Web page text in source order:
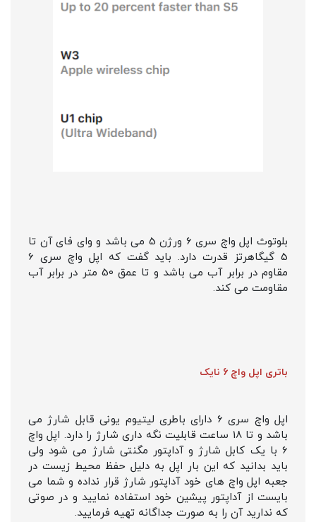
بلوتوث اپل واچ سری 6 ورژن 5 می باشد و وای فای آن تا
5 گیگاهرتز قدرت دارد. باید گفت که اپل واچ سری 6
مقاوم در برابر آب می باشد و تا عمق 50 متر در برابر آب
مقاومت می کند.
باتری اپل واچ 6 نایک
اپل واچ سری 6 دارای باطری لیتیوم یونی قابل شارژ می
باشد و تا 18 ساعت قابلیت نگه داری شارژ را دارد. اپل واچ
6 با یک کابل شارژ و آداپتور مگنتی شارژ می شود ولی
باید بدانید که این بار اپل به دلیل حفظ محیط زیست در
جعبه اپل واچ های خود آداپتور شارژ قرار نداده و شما می
بایست از آداپتور پیشین خود استفاده نمایید و در صوتی
که ندارید آن را به صورت جداگانه تهیه فرمایید.